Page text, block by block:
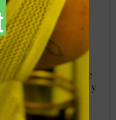
y compositor,
con el
“Belleza
de su tercer
“Indeseable”
, que
evolución artística y
que ha